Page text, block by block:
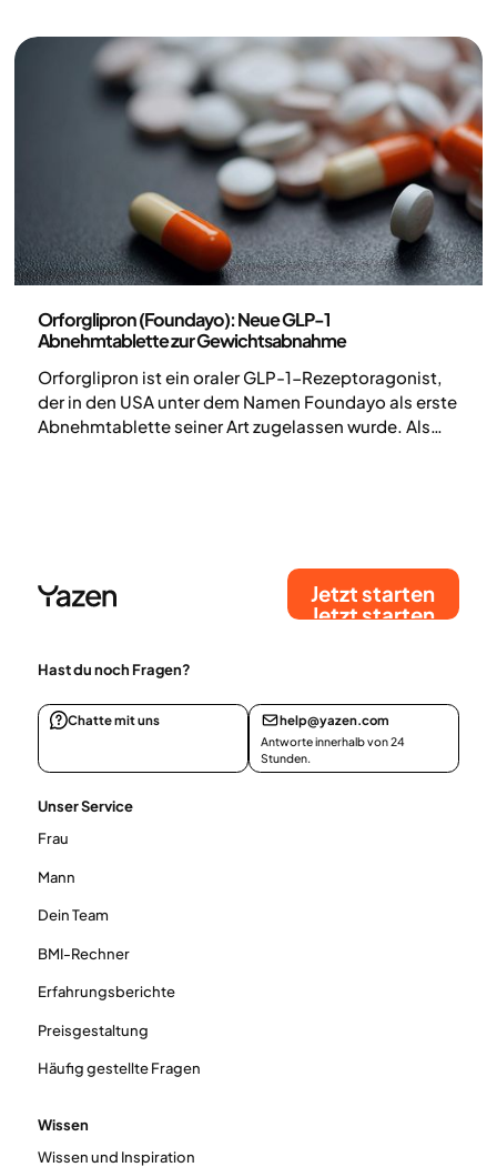
Studien zeigen und wie du deine Ergebnisse mit
ärztlicher Begleitung stabil hältst.
Orforglipron (Foundayo): Neue GLP-1
Abnehmtablette zur Gewichtsabnahme
Orforglipron ist ein oraler GLP-1-Rezeptoragonist,
der in den USA unter dem Namen Foundayo als erste
Abnehmtablette seiner Art zugelassen wurde. Als
Jetzt starten
Jetzt starten
Hast du noch Fragen?
Chatte mit uns help@yazen.com
Antworte innerhalb von 24
Stunden.
Unser Service
Frau
Mann
Dein Team
BMI-Rechner
Erfahrungsberichte
Preisgestaltung
Häufig gestellte Fragen
Wissen
Wissen und Inspiration